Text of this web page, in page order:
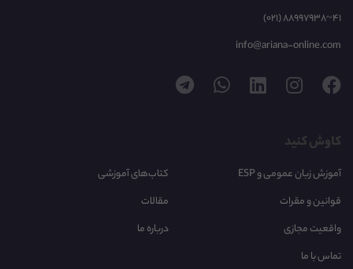
(021) 88997938~41
info@ariana-online.com
کاوش کنید
آموزش زبان عمومی و ESP
کتاب‌های آموزشی
قوانین و مقرات
مقالات
واقعیت مجازی
درباره ما
تماس با ما